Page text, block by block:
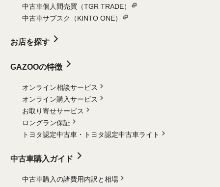
中古車個人間売買（TGR TRADE）
中古車サブスク（KINTO ONE）
お店を探す
GAZOOの特徴
オンライン相談サービス
オンライン購入サービス
お取り寄せサービス
ロングラン保証
トヨタ認定中古車・
トヨタ認定中古車ライト
中古車購入ガイド
中古車購入の諸費用内訳と相場